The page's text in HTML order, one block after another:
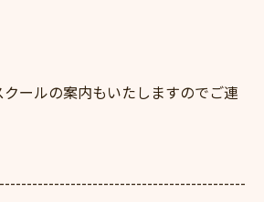
ールの案内もいたしますのでご連